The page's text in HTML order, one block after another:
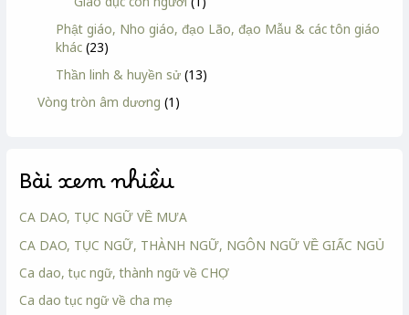
Phật giáo, Nho giáo, đạo Lão, đạo Mẫu & các tôn giáo
khác (23)
Thần linh & huyền sử (13)
Vòng tròn âm dương (1)
Bài xem nhiều
CA DAO, TỤC NGỮ VỀ MƯA
CA DAO, TỤC NGỮ, THÀNH NGỮ, NGÔN NGỮ VỀ GIẤC NGỦ
Ca dao, tục ngữ, thành ngữ về CHỢ
Ca dao tục ngữ về cha mẹ